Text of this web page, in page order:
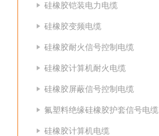
硅橡胶铠装电力电缆
硅橡胶变频电缆
硅橡胶耐火信号控制电缆
硅橡胶计算机耐火电缆
硅橡胶屏蔽信号控制电缆
氟塑料绝缘硅橡胶护套信号电缆
硅橡胶计算机电缆